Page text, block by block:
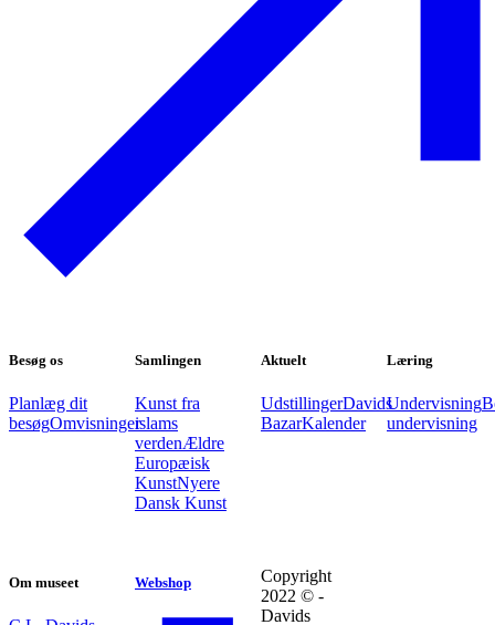
Besøg os
Planlæg dit
besøgOmvisninger
Samlingen
Kunst fra
islams
verdenÆldre
Europæisk
KunstNyere
Dansk Kunst
Aktuelt
UdstillingerDavids
BazarKalender
Læring
Undervisning
undervisning
Om museet Webshop
Copyright
2022 © -
Davids